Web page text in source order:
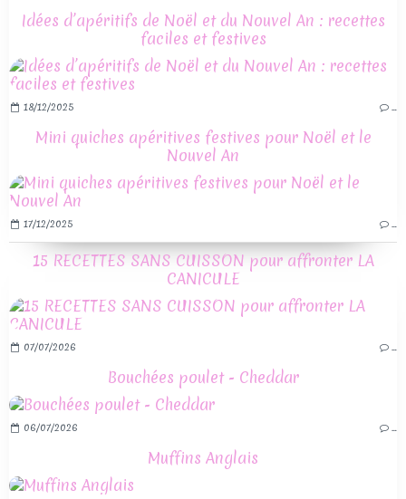
Idées d’apéritifs de Noël et du Nouvel An : recettes
faciles et festives
18/12/2025 …
Mini quiches apéritives festives pour Noël et le
Nouvel An
17/12/2025 …
15 RECETTES SANS CUISSON pour affronter LA
CANICULE
07/07/2026 …
Bouchées poulet - Cheddar
06/07/2026 …
Muffins Anglais